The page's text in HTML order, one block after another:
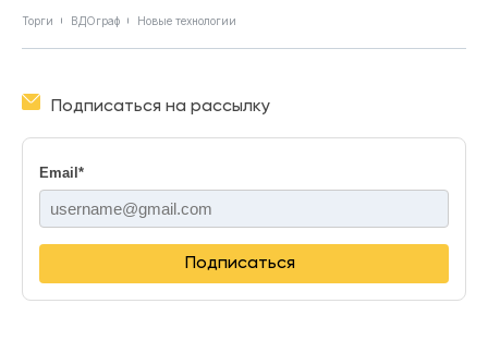
Торги ВДОграф Новые технологии
Подписаться на рассылку
Email *
Подписаться